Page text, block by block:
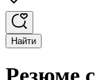
Найти